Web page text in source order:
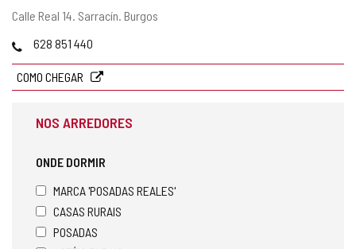
Endereço
Calle Real 14. Sarracín. Burgos
Telefones
628 851 440
COMO CHEGAR
NOS ARREDORES
ONDE DORMIR
MARCA 'POSADAS REALES'
CASAS RURAIS
POSADAS